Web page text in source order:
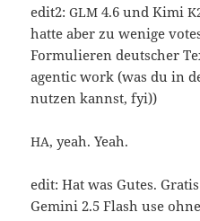
edit2:GLM 4.6 und Kimi
hat­te aber zu weni­ge
For­mu­lie­ren deut­scher
agen­tic work (was du in
nut­zen kannst, fyi))
HA, yeah. Yeah.
edit: Hat was Gutes.
Gemi­ni 2.5 Flash use